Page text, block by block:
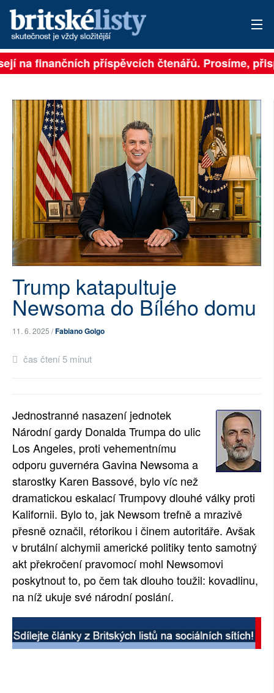
PŘIHLÁSIT
ARCHIV
ROZHOVORY
TÉMATA
NEJČTENĚJŠÍ ZA 7 DNÍ
AUTOŘI
PŘÍSPĚVKY NA PROVOZ
SOCIÁLNÍ SÍTĚ
RUBRIKY
na finančních příspěvcích čtenářů. Prosíme,
Trump katapultuje
Newsoma do Bílého domu
11. 6. 2025 /Fabiano Golgo
čas čtení 5 minut
Jednostranné nasazení jednotek
Národní gardy Donalda Trumpa do ulic
Los Angeles, proti vehementnímu
odporu guvernéra Gavina Newsoma a
starostky Karen Bassové, bylo víc než
dramatickou eskalací Trumpovy dlouhé války proti
Kalifornii. Bylo to, jak Newsom trefně a mrazivě
přesně označil, rétorikou i činem autoritáře. Avšak
v brutální alchymii americké politiky tento samotný
akt překročení pravomocí mohl Newsomovi
poskytnout to, po čem tak dlouho toužil: kovadlinu,
na níž ukuje své národní poslání.